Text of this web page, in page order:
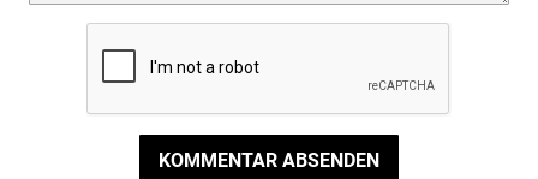
KOMMENTAR ABSENDEN